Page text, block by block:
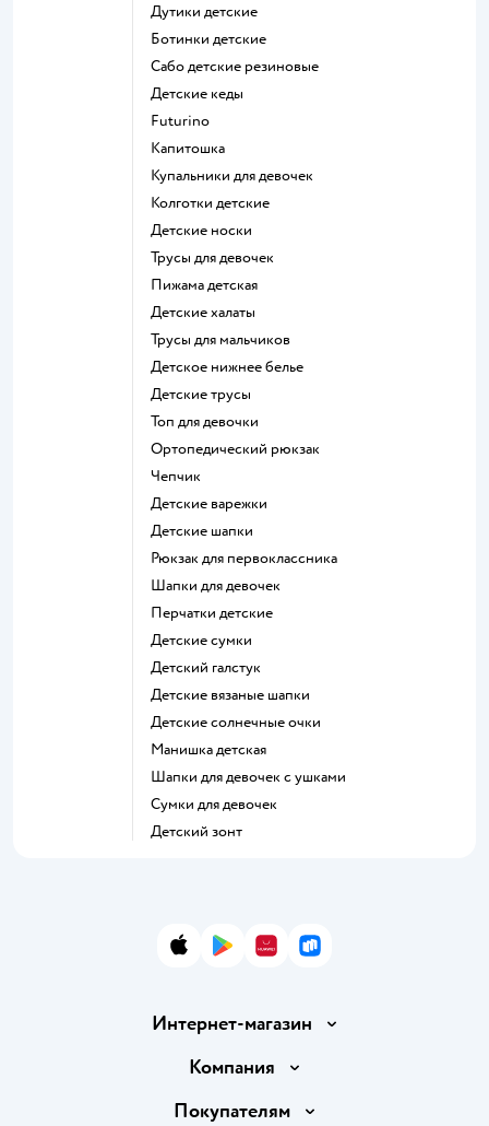
Дутики детские
Ботинки детские
Сабо детские резиновые
Детские кеды
Futurino
Капитошка
Купальники для девочек
Колготки детские
Детские носки
Трусы для девочек
Пижама детская
Детские халаты
Трусы для мальчиков
Детское нижнее белье
Детские трусы
Топ для девочки
Ортопедический рюкзак
Чепчик
Детские варежки
Детские шапки
Рюкзак для первоклассника
Шапки для девочек
Перчатки детские
Детские сумки
Детский галстук
Детские вязаные шапки
Детские солнечные очки
Манишка детская
Шапки для девочек с ушками
Сумки для девочек
Детский зонт
App StoreGoogle Play
AppGallery
RuStore
Интернет-магазин
Доставка и оплата
Компания
Вакансии
Покупателям